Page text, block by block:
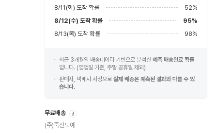
8/11(화) 도착 확률 52%
8/12(수) 도착 확률 95%
8/13(목) 도착 확률 98%
최근 3개월의 배송데이터 기반으로 분석한 예측 배송완료 확률
입니다. (영업일 기준, 주말 공휴일 제외)
판매자, 택배사 사정으로 실제 배송은 예측된 결과와 다를 수 있
습니다.
무료배송
(주)죽전도예